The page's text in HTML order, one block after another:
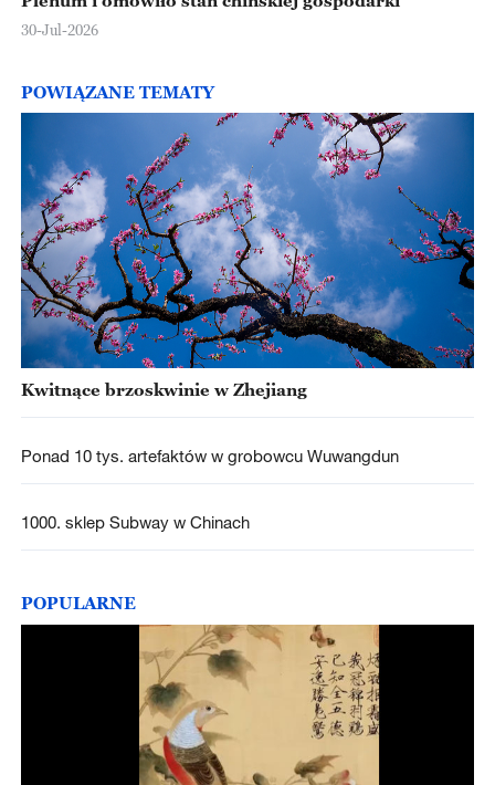
30-Jul-2026
POWIĄZANE TEMATY
Kwitnące brzoskwinie w Zhejiang
Ponad 10 tys. artefaktów w grobowcu Wuwangdun
1000. sklep Subway w Chinach
POPULARNE